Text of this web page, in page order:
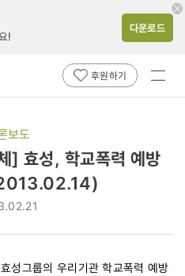
!
다운로드
후원하기
전체
보도
] 효성, 학교폭력 예방
성그룹의 우리기관 학교폭력 예방